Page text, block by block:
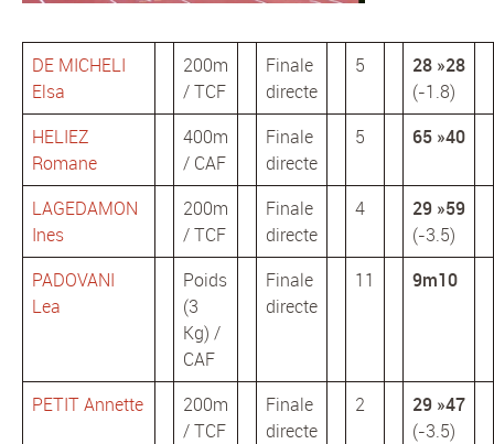
DE MICHELI
Elsa
200m
/ TCF
Finale
directe
5
28 »28
(-1.8)
HELIEZ
Romane
400m
/ CAF
Finale
directe
5 65 »40
LAGEDAMON
Ines
200m
/ TCF
Finale
directe
4
29 »59
(-3.5)
PADOVANI
Lea
Poids
(3
Kg) /
CAF
Finale
directe
11 9m10
PETIT Annette
200m
/ TCF
Finale
directe
2
29 »47
(-3.5)